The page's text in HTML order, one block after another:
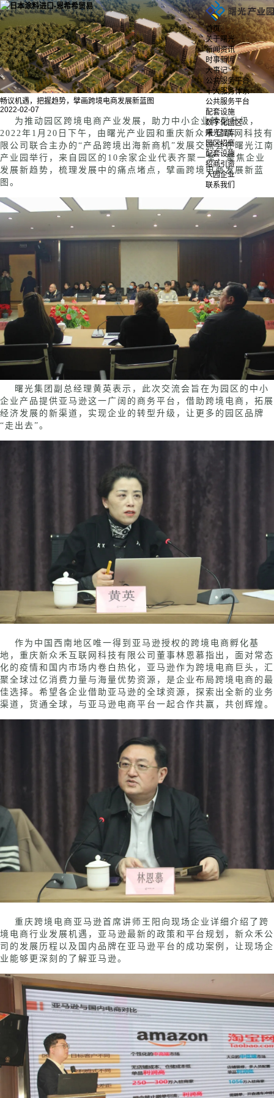
首页
关于曙光
新闻资讯
时事新闻
大事记
公共服务平台
十大服务体系
公共服务平台
配套设施
数字化园区
曙光智库
园区招商
配套设施
招商引资
入园企业
联系我们
畅议机遇，把握趋势，擘画跨境电商发展新蓝图
2022-02-07
为推动园区跨境电商产业发展，助力中小企业转型升级，
2022年 1月20日下午，由曙光产业园和重庆新众禾互联网科技有
限公司联合主办的“产品跨境出海新商机”发展交流会在曙光江南
产业园举行，来自园区的10余家企业代表齐聚一堂，聚焦企业
发展新趋势，梳理发展中的痛点堵点，擘画跨境电商发展新蓝
图。
曙光集团副总经理黄英表示，此次交流会旨在为园区的中小
企业产品提供亚马逊这一广阔的商务平台，借助跨境电商，拓展
经济发展的新渠道，实现企业的转型升级，让更多的园区品牌
“走出去”。
作为中国西南地区唯一得到亚马逊授权的跨境电商孵化基
地，重庆新众禾互联网科技有限公司董事林恩慕指出，面对常态
化的疫情和国内市场内卷白热化，亚马逊作为跨境电商巨头，汇
聚全球过亿消费力量与海量优势资源，是企业布局跨境电商的最
佳选择。希望各企业借助亚马逊的全球资源，探索出全新的业务
渠道，货通全球，与亚马逊电商平台一起合作共赢，共创辉煌。
重庆跨境电商亚马逊首席讲师王阳向现场企业详细介绍了跨
境电商行业发展机遇，亚马逊最新的政策和平台规划，新众禾公
司的发展历程以及国内品牌在亚马逊平台的成功案例，让现场企
业能够更深刻的了解亚马逊。